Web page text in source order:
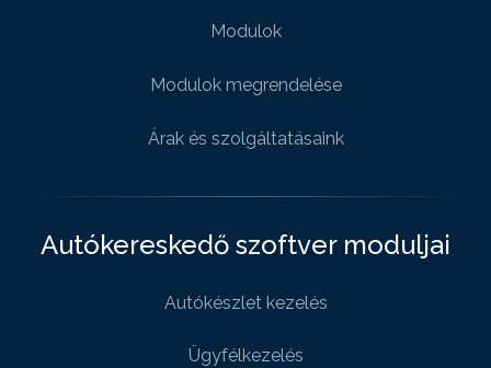
Modulok
Modulok megrendelése
Árak és szolgáltatásaink
Autókereskedő szoftver moduljai
Autókészlet kezelés
Ügyfélkezelés